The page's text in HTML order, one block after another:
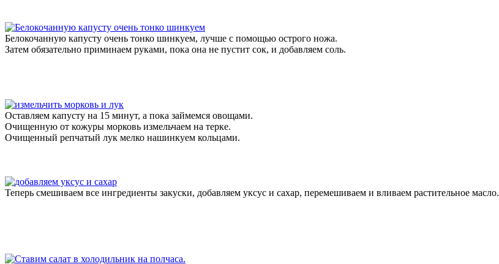
Белокочанную капусту очень тонко шинкуем, лучше с помощью острого ножа.
Затем обязательно приминаем руками, пока она не пустит сок, и добавляем соль.
Оставляем капусту на 15 минут, а пока займемся овощами.
Очищенную от кожуры морковь измельчаем на терке.
Очищенный репчатый лук мелко нашинкуем кольцами.
Теперь смешиваем все ингредиенты закуски, добавляем уксус и сахар, перемешиваем и вливаем растительное масло.